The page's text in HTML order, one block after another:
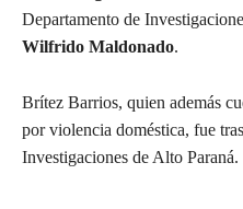
Departamento de
Wilfrido Maldonado.
Brítez Barrios, quien además
por violencia doméstica, fue
Investigaciones de Alto Paraná.